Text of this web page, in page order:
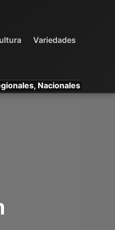
Variedades
Nacionales e